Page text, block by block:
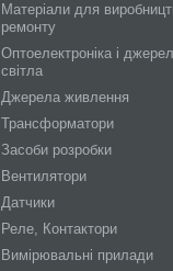
Матеріали для
ремонту
Оптоелектроніка і
світла
Джерела живлення
Трансформатори
Засоби розробки
Вентилятори
Датчики
Реле, Контактори
Вимірювальні прилади